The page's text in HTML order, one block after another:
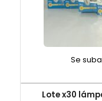
Se
Lote x30